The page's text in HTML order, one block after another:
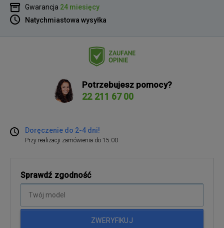
Gwarancja 24 miesięcy
Natychmiastowa wysyłka
Potrzebujesz pomocy?
22 211 67 00
Doręczenie do 2-4 dni!
Przy realizacji zamówienia do 15:00
Sprawdź zgodność
ZWERYFIKUJ